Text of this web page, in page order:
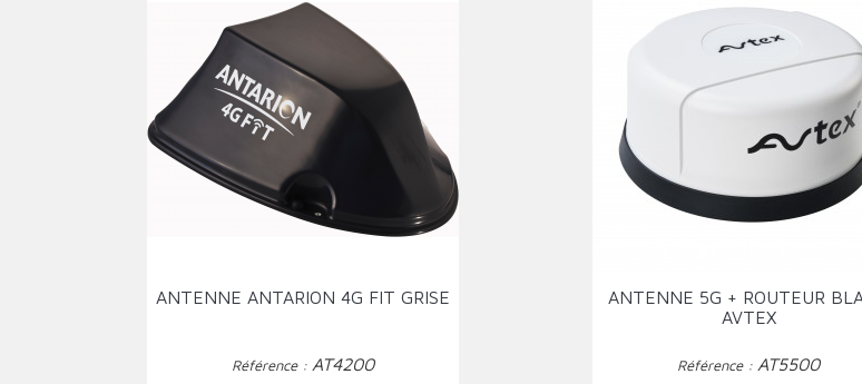
ANTENNE ANTARION 4G FIT GRISE
Référence : AT4200
ANTENNE 5G + ROUTEUR
AVTEX
Référence : AT5500